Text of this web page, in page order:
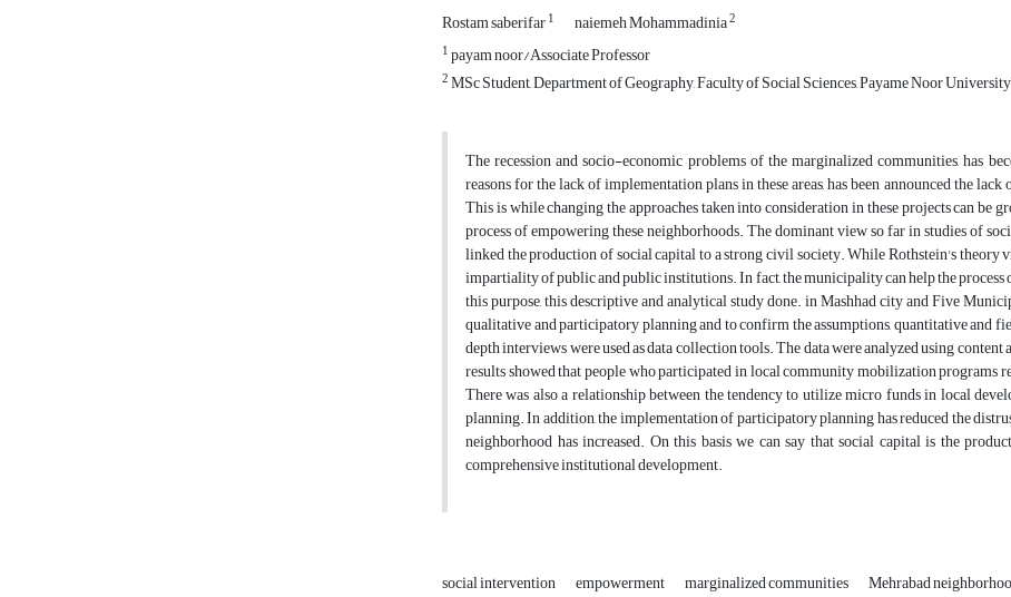
Rostam saberifar1 naiemeh Mohammadinia2
1payam noor/Associate Professor
2MSc Student, Department of Geography, Faculty of Social Sciences, Payame Noor
The recession and socio-economic problems of the marginalized communities, has
reasons for the lack of implementation plans in these areas, has been announced the
This is while changing the approaches taken into consideration in these projects can be
process of empowering these neighborhoods. The dominant view so far in studies of
linked the production of social capital to a strong civil society. While Rothstein's
impartiality of public and public institutions. In fact, the municipality can help the
this purpose, this descriptive and analytical study done. in Mashhad city and Five
qualitative and participatory planning and to confirm the assumptions, quantitative and
depth interviews were used as data collection tools. The data were analyzed using
results showed that people who participated in local community mobilization programs
There was also a relationship between the tendency to utilize micro funds in local
planning. In addition, the implementation of participatory planning has reduced the
neighborhood has increased. On this basis we can say that social capital is the
comprehensive institutional development.
social intervention empowerment marginalized communities Mehrabad